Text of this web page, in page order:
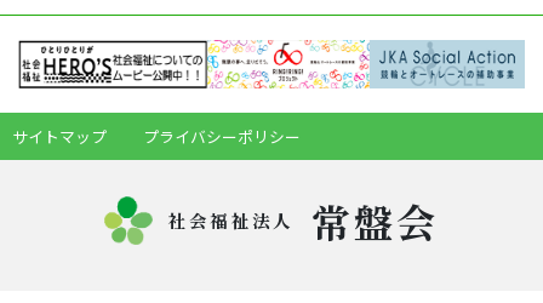
サイトマップ プライバシーポリシー
社会福祉法人 常盤会